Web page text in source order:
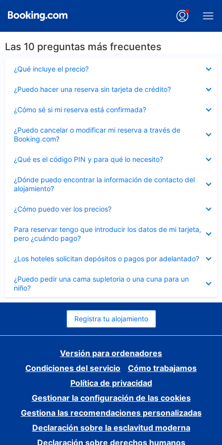
Las 10 preguntas más frecuentes
¿Qué incluye el precio?
cerrado
¿Puedo hacer una reserva sin tarjeta de crédito?
cerrado
¿Cómo sé si mi reserva está confirmada?
cerrado
¿Puedo cancelar o modificar mi reserva a través de
Booking.com?
cerrado
¿Qué es el código PIN y para qué lo necesito?
cerrado
¿Dónde puedo encontrar la información de contacto del
alojamiento?
cerrado
¿Cómo puedo ver los precios?
cerrado
Para reservar tengo que introducir los datos de mi tarjeta,
pero ¿cuándo pago?
cerrado
¿Los hoteles solicitan depósitos o pagos por adelantado?
cerrado
¿Puedo pedir una cama supletoria o una cuna para un
niño?
cerrado
Registra tu alojamiento
Versión para ordenadores
Condiciones del servicio
Cómo trabajamos
Política de privacidad
Gestionar la configuración de las cookies
Gestiona las recomendaciones personalizadas
Declaración sobre la esclavitud moderna
Declaración sobre derechos humanos